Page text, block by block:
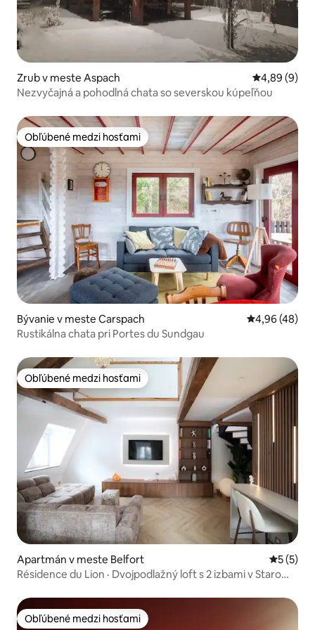
Zrub v meste Aspach Priemerné
4,89 (9)
Nezvyčajná a pohodlná chata so severskou kúpeľňou
Obľúbené medzi hosťami
Obľúbené medzi hosťami
Bývanie v meste Carspach Priemerné
4,96 (48)
Rustikálna chata pri Portes du Sundgau
Obľúbené medzi hosťami
Obľúbené medzi hosťami
Apartmán v meste Belfort
5 (5)
Résidence du Lion · Dvojpodlažný loft s 2 izbami v Starom
Obľúbené medzi hosťami
Obľúbené medzi hosťami